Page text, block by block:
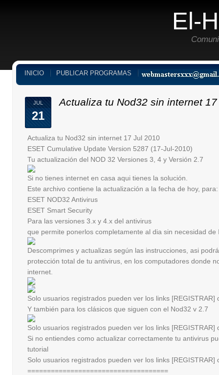
El-
INICIO PUBLICAR PROGRAMAS
JUL
21
Actualiza tu Nod32 sin internet
Actualiza tu Nod32 sin internet 17 Jul 2010
ESET Cumulative Update Version 5287 (17-Jul-2010)
Tu actualización del NOD 32 Versiones 3, 4 y Versión 2.7
Si no tienes internet en casa aqui tienes la solución.
Este archivo contiene la actualización a la fecha de hoy, para:
ESET NOD32 Antivirus
ESET Smart Security
Para las versiones 3.x y 4.x del antivirus
que permite ponerlos completamente al dia sin necesidad de
Descomprimes y actualizas según las instrucciones, asi
protección total de tu antivirus, en los computadores donde
internet.
Solo usuarios registrados pueden ver los links [REGISTRAR]
Y también para los clásicos que siguen con el Nod32 v 2.7
Solo usuarios registrados pueden ver los links [REGISTRAR]
Si no entiendes como actualizar correctamente tu antivirus
tutorial
Solo usuarios registrados pueden ver los links [REGISTRAR]
====================================